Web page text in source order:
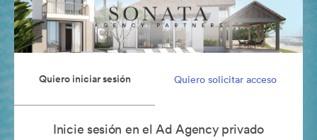
Quiero iniciar sesión Quiero solicitar acceso
Inicie sesión en el Ad Agency privado